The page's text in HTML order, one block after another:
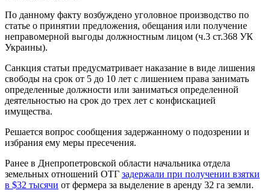
По данному факту возбуждено уголовное производство по
статье о принятии предложения, обещания или получение
неправомерной выгоды должностным лицом (ч.3 ст.368 УК
Украины).
Санкция статьи предусматривает наказание в виде лишения
свободы на срок от 5 до 10 лет с лишением права занимать
определенные должности или заниматься определенной
деятельностью на срок до трех лет с конфискацией
имущества.
Решается вопрос сообщения задержанному о подозрении и
избрания ему меры пресечения.
Ранее в Днепропетровской области начальника отдела
земельных отношений ОТГ задержали при получении взятки
в $32 тысячи от фермера за выделение в аренду 32 га земли.